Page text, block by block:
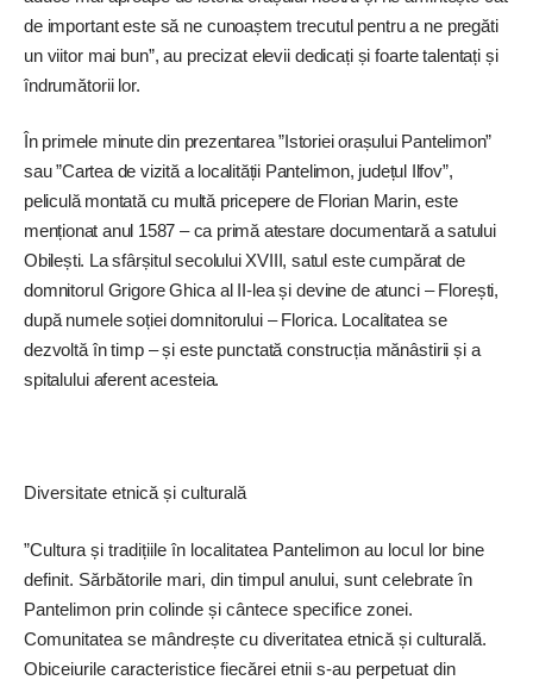
de important este să ne cunoaștem trecutul pentru a ne pregăti
un viitor mai bun”, au precizat elevii dedicați și foarte talentați și
îndrumătorii lor.
În primele minute din prezentarea ”Istoriei orașului Pantelimon”
sau ”Cartea de vizită a localității Pantelimon, județul Ilfov”,
peliculă montată cu multă pricepere de Florian Marin, este
menționat anul 1587 – ca primă atestare documentară a satului
Obilești. La sfârșitul secolului ­XVIII, satul este cumpărat de
domnitorul Grigore Ghica al II-lea și devine de atunci – Florești,
după numele soției domnitorului – Florica. Localitatea se
dezvoltă în timp – și este punctată construcția mănâstirii și a
spitalului aferent acesteia.
Diversitate etnică și culturală
”Cultura și tradițiile în localitatea Pantelimon au locul lor bine
definit. Sărbătorile mari, din timpul anului, sunt celebrate în
Pantelimon prin colinde și cântece specifice zonei.
Comunitatea se mândrește cu diveritatea etnică și culturală.
Obiceiurile caracteristice fiecărei etnii s-au perpetuat din